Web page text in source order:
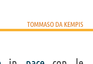
TOMMASO DA KEMPIS